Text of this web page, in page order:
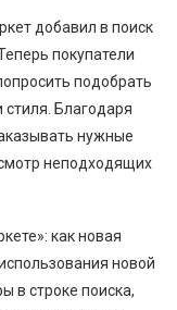
добавил в поиск
покупатели
подобрать
стиля. Благодаря
нужные
неподходящих
как новая
новой
в строке поиска,